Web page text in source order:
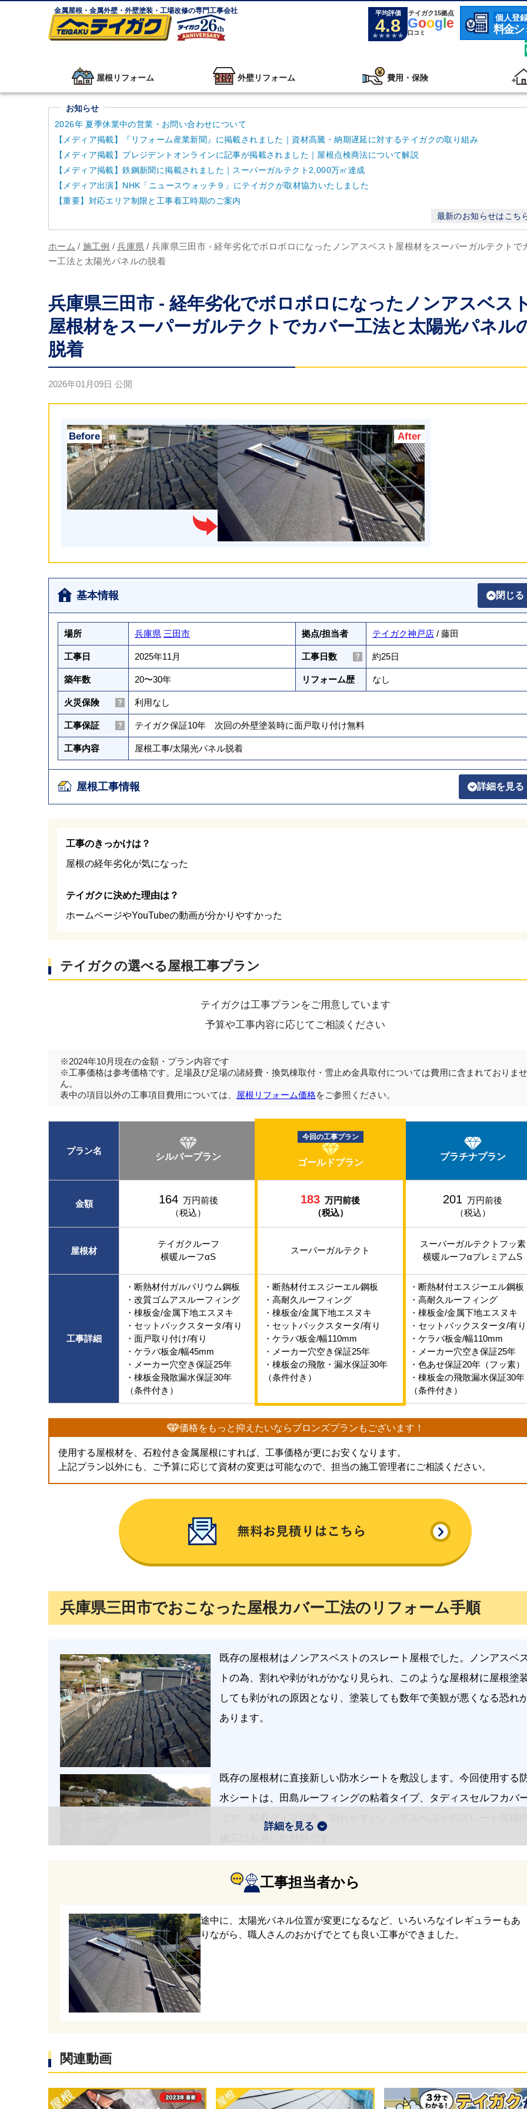
金属屋根・金属外壁・外壁塗装・工場改修の専門工事会社 平均評価
4.8
テイガク15拠点
Google
口コミ
個人登
料金シ
屋根リフォーム 外壁リフォーム 費用・保険
お知らせ
2026年 夏季休業中の営業・お問い合わせについて
【メディア掲載】『リフォーム産業新聞』に掲載されました｜資材高騰・納期遅延に対するテイガクの取り組み
【メディア掲載】プレジデントオンラインに記事が掲載されました｜屋根点検商法について解説
【メディア掲載】鉄鋼新聞に掲載されました｜スーパーガルテクト2,000万㎡達成
【メディア出演】NHK「ニュースウォッチ９」にテイガクが取材協力いたしました
【重要】対応エリア制限と工事着工時期のご案内
最新のお知らせはこち
ホーム / 施工例 / 兵庫県 / 兵庫県三田市 - 経年劣化でボロボロになったノンアスベスト屋根材をスーパーガルテクトで
ー工法と太陽光パネルの脱着
兵庫県三田市 - 経年劣化でボロボロになったノンアスベス
屋根材をスーパーガルテクトでカバー工法と太陽光パネル
脱着
2026年01月09日 公開
基本情報 閉じる
場所 兵庫県 三田市 拠点/担当者 テイガク神戸店 / 藤田
工事日 2025年11月 工事日数 約25日
築年数 20〜30年 リフォーム歴 なし
火災保険 利用なし
工事保証 テイガク保証10年 次回の外壁塗装時に面戸取り付け無料
工事内容 屋根工事/太陽光パネル脱着
屋根工事情報 詳細を見る
工事のきっかけは？
屋根の経年劣化が気になった
テイガクに決めた理由は？
ホームページやYouTubeの動画が分かりやすかった
テイガクの選べる屋根工事プラン
テイガクは工事プランをご用意しています
予算や工事内容に応じてご相談ください
※2024年10月現在の金額・プラン内容です
※工事価格は参考価格です。足場及び足場の諸経費・換気棟取付・雪止め金具取付については費用に含まれておりませ
ん。
表中の項目以外の工事項目費用については、
屋根リフォーム価格をご参照ください。
プラン名
シルバープラン
今回の工事プラン
ゴールドプラン
プラチナプラン
金額 164 万円前後
（税込）
183 万円前後
（税込）
201 万円前後
（税込）
屋根材
テイガクルーフ
横暖ルーフαS
スーパーガルテクト
スーパーガルテクトフッ素
横暖ルーフαプレミアムS
工事詳細
・断熱材付ガルバリウム鋼板
・改質ゴムアスルーフィング
・棟板金/金属下地エスヌキ
・セットバックスタータ/有り
・面戸取り付け/有り
・ケラバ板金/幅45mm
・メーカー穴空き保証25年
・棟板金飛散漏水保証30年
（条件付き）
・断熱材付エスジーエル鋼板
・高耐久ルーフィング
・棟板金/金属下地エスヌキ
・セットバックスタータ/有り
・ケラバ板金/幅110mm
・メーカー穴空き保証25年
・棟板金の飛散・漏水保証30年
（条件付き）
・断熱材付エスジーエル鋼板
・高耐久ルーフィング
・棟板金/金属下地エスヌキ
・セットバックスタータ/有り
・ケラバ板金/幅110mm
・メーカー穴空き保証25年
・色あせ保証20年（フッ素）
・棟板金の飛散漏水保証30年
（条件付き）
価格をもっと抑えたいならブロンズプランもございます！
使用する屋根材を、石粒付き金属屋根にすれば、工事価格が更にお安くなります。
上記プラン以外にも、ご予算に応じて資材の変更は可能なので、担当の施工管理者にご相談ください。
兵庫県三田市でおこなった屋根カバー工法のリフォーム手順
既存の屋根材はノンアスベストのスレート屋根でした。ノンアスベ
トの為、割れや剥がれがかなり見られ、このような屋根材に屋根塗
しても剥がれの原因となり、塗装しても数年で美観が悪くなる恐れ
あります。
既存の屋根材に直接新しい防水シートを敷設します。今回使用する
水シートは、田島ルーフィングの粘着タイプ、タディスセルフカバ
です。粘着タイプの為、割れやすいノンアスベストのスレート屋根
る屋根材はアイジー工業のスーパーガルテクトです。断熱材一体型
屋根材の為、断熱性、遮音性に優れた金属屋根です。今回の屋根に
がなくなります。
詳細を見る
工事担当者から
途中に、太陽光パネル位置が変更になるなど、いろいろなイレギュラーもあ
りながら、職人さんのおかげでとても良い工事ができました。
関連動画